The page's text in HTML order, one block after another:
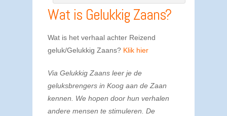
Wat is Gelukkig Zaans?
Wat is het verhaal achter Reizend
geluk/Gelukkig Zaans? Klik hier
Via Gelukkig Zaans leer je de
geluksbrengers in Koog aan de Zaan
kennen. We hopen door hun verhalen
andere mensen te stimuleren. De